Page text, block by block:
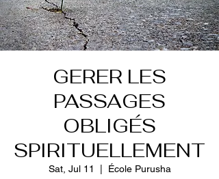
GERER LES
PASSAGES
OBLIGÉS
SPIRITUELLEMENT
Sat, Jul 11 École Purusha